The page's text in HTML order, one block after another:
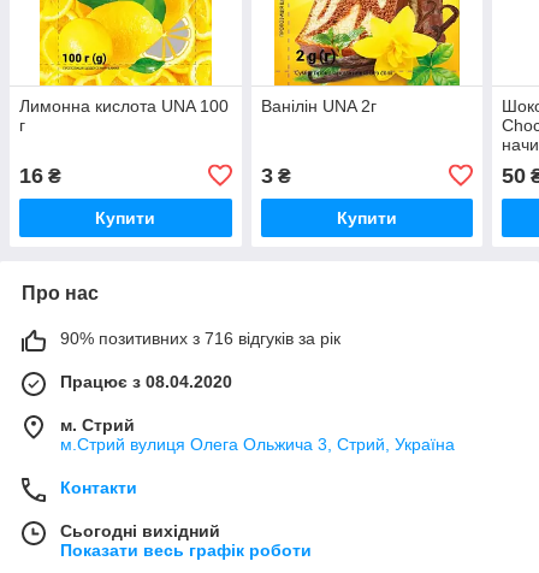
Лимонна кислота UNA 100
г
16 ₴
Купити
Ванілін UNA 2г
3₴
Купити
50
Про нас
90% позитивних з 716 відгуків за рік
Працює з 08.04.2020
м. Стрий
м.Стрий вулиця Олега Ольжича 3, Стрий, Україна
Контакти
Сьогодні вихідний
Показати весь графік роботи